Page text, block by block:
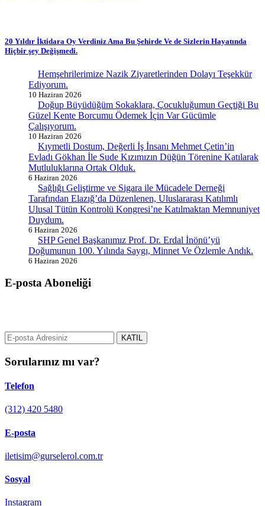
20 Yıldır İktidara Oy Verdiniz Ama Bu Şehirde Ve de Sizlerin Hayatında
Hiçbir şey Değişmedi.
Hemşehrilerimize Nazik Ziyaretlerinden Dolayı Teşekkür
Ediyorum.
10 Haziran 2026
Doğup Büyüdüğüm Sokaklara, Çocukluğumun Geçtiği Bu
Güzel Kente Borcumu Ödemek İçin Var Gücümle
Çalışıyorum.
10 Haziran 2026
Kıymetli Dostum, Değerli İş İnsanı Mehmet Çetin’in
Evladı Gökhan İle Sude Kızımızın Düğün Törenine Katılarak
Mutluluklarına Ortak Olduk.
6 Haziran 2026
Sağlığı Geliştirme ve Sigara ile Mücadele Derneği
Tarafından Elazığ’da Düzenlenen, Uluslararası Katılımlı
Ulusal Tütün Kontrolü Kongresi’ne Katılmaktan Memnuniyet
Duydum.
6 Haziran 2026
SHP Genel Başkanımız Prof. Dr. Erdal İnönü’yü
Doğumunun 100. Yılında Saygı, Minnet Ve Özlemle Andık.
6 Haziran 2026
E-posta Aboneliği
KATIL
Sorularınız mı var?
Telefon
(312) 420 5480
E-posta
iletisim@gurselerol.com.tr
Sosyal
Instagram